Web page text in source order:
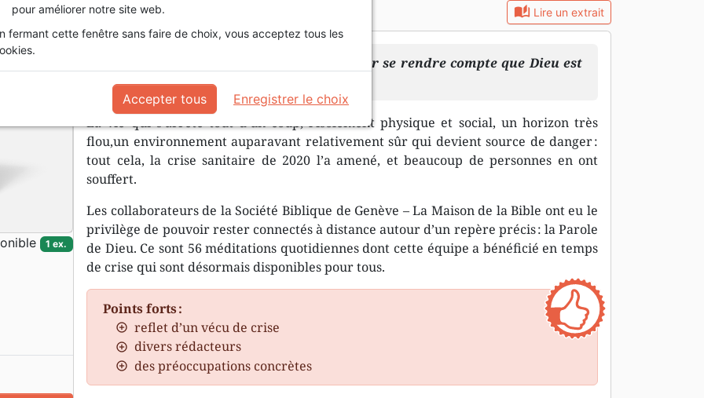
Description auto_stories Lire un extrait
Il suffit à l’homme de se retourner pour se rendre compte que Dieu est
là et l’attend
La vie qui s’arrête tout d’un coup, l’isolement physique et social, un horizon très
flou,un environnement auparavant relativement sûr qui devient source de danger :
tout cela, la crise sanitaire de 2020 l’a amené, et beaucoup de personnes en ont
souffert.
Les collaborateurs de la Société Biblique de Genève – La Maison de la Bible ont eu le
privilège de pouvoir rester connectés à distance autour d’un repère précis : la Parole
de Dieu. Ce sont 56 méditations quotidiennes dont cette équipe a bénéficié en temps
de crise qui sont désormais disponibles pour tous.
Points forts :
reflet d’un vécu de crise
divers rédacteurs
des préoccupations concrètes
1 ex.
pour améliorer notre site web.
fermant cette fenêtre sans faire de choix, vous acceptez tous les
Accepter tous Enregistrer le choix